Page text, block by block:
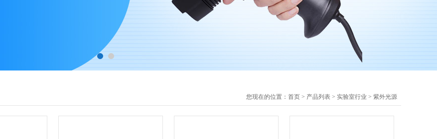
您现在的位置： 首页 > 产品列表 > 实验室行业 > 紫外光源